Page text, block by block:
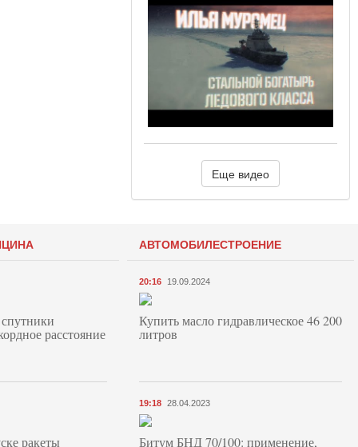
Еще видео
расстояние
ракеты
АВТОМОБИЛЕСТРОЕНИЕ
20:16 19.09.2024
Купить масло гидравлическое 46 200
литров
19:18 28.04.2023
Битум БНД 70/100: применение,